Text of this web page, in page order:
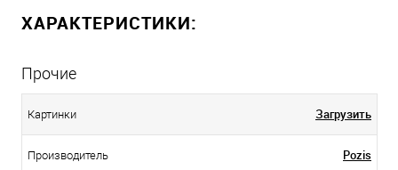
ХАРАКТЕРИСТИКИ:
Прочие
Картинки Загрузить
Производитель Pozis